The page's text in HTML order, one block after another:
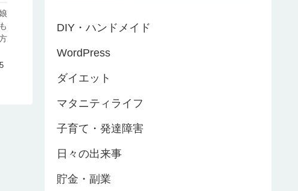
DIY・ハンドメイド
WordPress
ダイエット
マタニティライフ
子育て・発達障害
日々の出来事
貯金・副業